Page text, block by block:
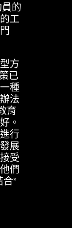
員的
工
方
已
種
法
育
。
行
展
受
們
”